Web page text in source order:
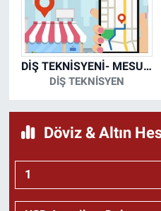
DİŞ TEKNİSYENİ- MESUT KORKMAZ
DİŞ TEKNİSYEN
Döviz & Altın